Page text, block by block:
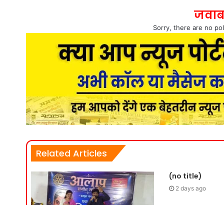
Sorry, there are no
Related Articles
(no title)
2 days ago